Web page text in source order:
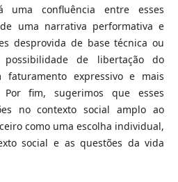
uma confluência entre esses
uma narrativa performativa e
desprovida de base técnica ou
de libertação do
expressivo e mais
fim, sugerimos que esses
no contexto social amplo ao
como uma escolha individual,
social e as questões da vida